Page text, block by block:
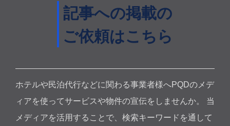
記事への掲載の
ご依頼はこちら
ホテルや民泊代行などに関わる事業者様へPQDのメデ
ィアを使ってサービスや物件の宣伝をしませんか。 当
メディアを活用することで、検索キーワードを通して